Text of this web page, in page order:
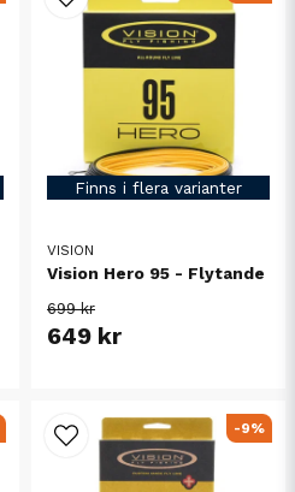
Finns i flera varianter
VISION
Vision Hero 95 - Flytande
699 kr
649 kr
-9%